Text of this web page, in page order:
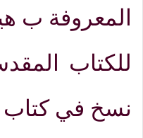
المعروفة ب
للكتاب
نسخ في كتاب